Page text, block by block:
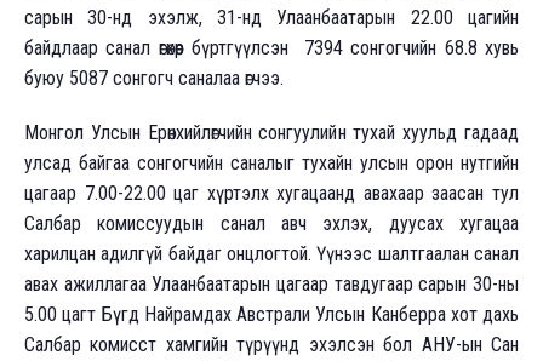
сарын 30-нд эхэлж, 31-нд Улаанбаатарын 22.00 цагийн
байдлаар санал өгөхөөр бүртгүүлсэн 7394 сонгогчийн 68.8 хувь
буюу 5087 сонгогч саналаа өгчээ.
Монгол Улсын Ерөнхийлөгчийн сонгуулийн тухай хуульд гадаад
улсад байгаа сонгогчийн саналыг тухайн улсын орон нутгийн
цагаар 7.00-22.00 цаг хүртэлх хугацаанд авахаар заасан тул
Салбар комиссуудын санал авч эхлэх, дуусах хугацаа
харилцан адилгүй байдаг онцлогтой. Үүнээс шалтгаалан санал
авах ажиллагаа Улаанбаатарын цагаар тавдугаар сарын 30-ны
5.00 цагт Бүгд Найрамдах Австрали Улсын Канберра хот дахь
Салбар комисст хамгийн түрүүнд эхэлсэн бол АНУ-ын Сан